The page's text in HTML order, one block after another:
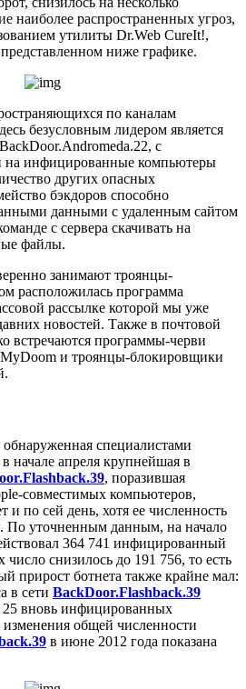
наиболее распространенных угроз,
утилиты Dr.Web CureIt!,
ниже графике.
по каналам
безусловным лидером является
с
на инфицированные компьютеры
других опасных
бэкдоров способно
данными с удаленным сайтом
с сервера скачивать на
файлы.
занимают троянцы-
расположилась программа
рассылке которой мы уже
новостей. Также в почтовой
встречаются программы-черви
и троянцы-блокировщики
специалистами
начале апреля крупнейшая в
, поразившая
совместимых компьютеров,
по сей день, хотя ее численность
По уточненным данным, на начало
364 741 инфицированный
снизилось до 191 756, то есть
прирост ботнета также крайне мал:
в сети BackDoor.Flashback.39
25 вновь инфицированных
общей численности
в июне 2012 года показана